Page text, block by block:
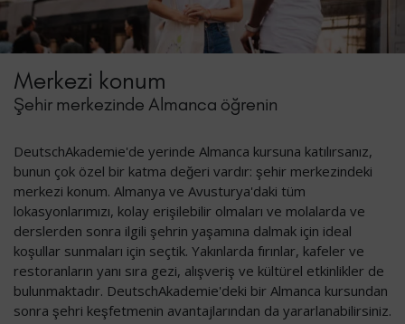
Merkezi konum
Şehir merkezinde Almanca öğrenin
DeutschAkademie'de yerinde Almanca kursuna katılırsanız,
bunun çok özel bir katma değeri vardır: şehir merkezindeki
merkezi konum. Almanya ve Avusturya'daki tüm
lokasyonlarımızı, kolay erişilebilir olmaları ve molalarda ve
derslerden sonra ilgili şehrin yaşamına dalmak için ideal
koşullar sunmaları için seçtik. Yakınlarda fırınlar, kafeler ve
restoranların yanı sıra gezi, alışveriş ve kültürel etkinlikler de
bulunmaktadır. DeutschAkademie'deki bir Almanca kursundan
sonra şehri keşfetmenin avantajlarından da yararlanabilirsiniz.